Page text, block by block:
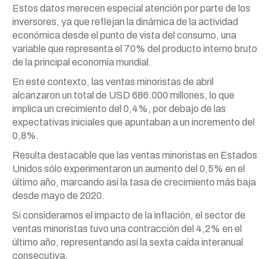
Estos datos merecen especial atención por parte de los
inversores, ya que reflejan la dinámica de la actividad
económica desde el punto de vista del consumo, una
variable que representa el 70% del producto interno bruto
de la principal economía mundial.
En este contexto, las ventas minoristas de abril
alcanzaron un total de USD 686.000 millones, lo que
implica un crecimiento del 0,4%, por debajo de las
expectativas iniciales que apuntaban a un incremento del
0,8%.
Resulta destacable que las ventas minoristas en Estados
Unidos sólo experimentaron un aumento del 0,5% en el
último año, marcando así la tasa de crecimiento más baja
desde mayo de 2020.
Si consideramos el impacto de la inflación, el sector de
ventas minoristas tuvo una contracción del 4,2% en el
último año, representando así la sexta caída interanual
consecutiva.